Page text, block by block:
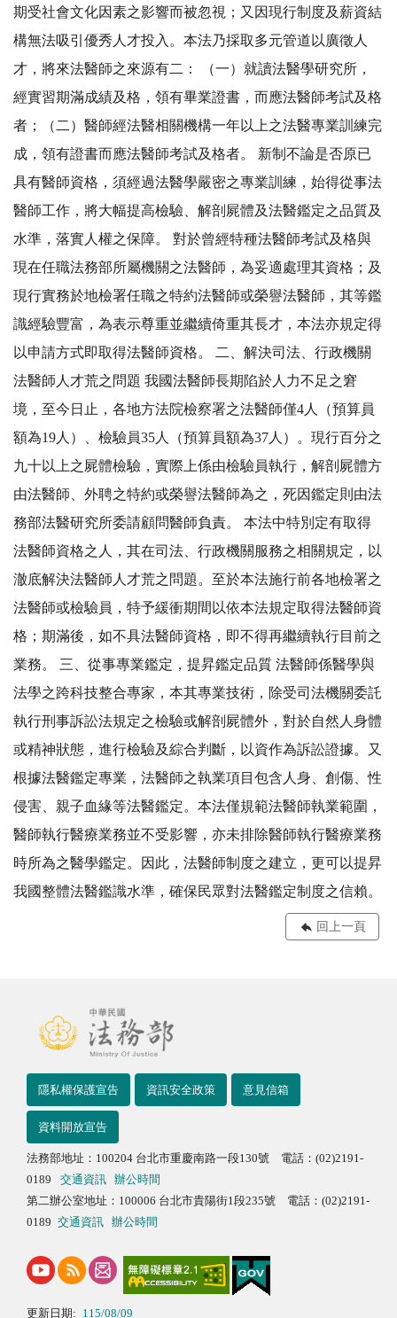
期受社會文化因素之影響而被忽視；又因現行制度及薪資結
構無法吸引優秀人才投入。本法乃採取多元管道以廣徵人
才，將來法醫師之來源有二： （一）就讀法醫學研究所，
經實習期滿成績及格，領有畢業證書，而應法醫師考試及格
者；（二）醫師經法醫相關機構一年以上之法醫專業訓練完
成，領有證書而應法醫師考試及格者。 新制不論是否原已
具有醫師資格，須經過法醫學嚴密之專業訓練，始得從事法
醫師工作，將大幅提高檢驗、解剖屍體及法醫鑑定之品質及
水準，落實人權之保障。 對於曾經特種法醫師考試及格與
現在任職法務部所屬機關之法醫師，為妥適處理其資格；及
現行實務於地檢署任職之特約法醫師或榮譽法醫師，其等鑑
識經驗豐富，為表示尊重並繼續倚重其長才，本法亦規定得
以申請方式即取得法醫師資格。 二、解決司法、行政機關
法醫師人才荒之問題 我國法醫師長期陷於人力不足之窘
境，至今日止，各地方法院檢察署之法醫師僅4人（預算員
額為19人）、檢驗員35人（預算員額為37人）。現行百分之
九十以上之屍體檢驗，實際上係由檢驗員執行，解剖屍體方
由法醫師、外聘之特約或榮譽法醫師為之，死因鑑定則由法
務部法醫研究所委請顧問醫師負責。 本法中特別定有取得
法醫師資格之人，其在司法、行政機關服務之相關規定，以
澈底解決法醫師人才荒之問題。至於本法施行前各地檢署之
法醫師或檢驗員，特予緩衝期間以依本法規定取得法醫師資
格；期滿後，如不具法醫師資格，即不得再繼續執行目前之
業務。 三、從事專業鑑定，提昇鑑定品質 法醫師係醫學與
法學之跨科技整合專家，本其專業技術，除受司法機關委託
執行刑事訴訟法規定之檢驗或解剖屍體外，對於自然人身體
或精神狀態，進行檢驗及綜合判斷，以資作為訴訟證據。又
根據法醫鑑定專業，法醫師之執業項目包含人身、創傷、性
侵害、親子血緣等法醫鑑定。本法僅規範法醫師執業範圍，
醫師執行醫療業務並不受影響，亦未排除醫師執行醫療業務
時所為之醫學鑑定。因此，法醫師制度之建立，更可以提昇
我國整體法醫鑑識水準，確保民眾對法醫鑑定制度之信賴。
回上一頁
隱私權保護宣告 資訊安全政策 意見信箱
資料開放宣告
法務部地址：100204 台北市重慶南路一段130號 電話：(02)2191-
0189
交通資訊
辦公時間
第二辦公室地址：100006 台北市貴陽街1段235號 電話：(02)2191-
0189 交通資訊 辦公時間
更新日期: 115/08/09